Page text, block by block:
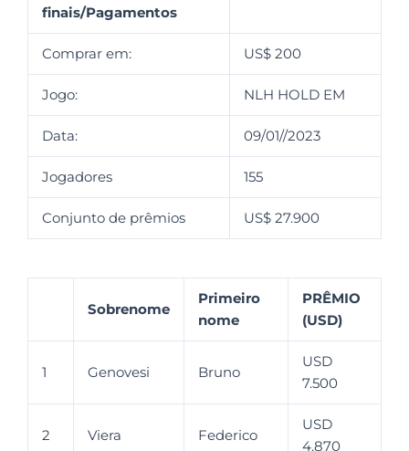
finais/Pagamentos
Comprar em: US$ 200
Jogo: NLH HOLD EM
Data: 09/01//2023
Jogadores 155
Conjunto de prêmios US$ 27.900
Sobrenome
Primeiro
nome
PRÊMIO
(USD)
1 Genovesi Bruno
USD
7.500
2 Viera Federico
USD
4.870